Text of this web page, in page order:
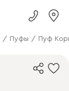
/ Пуфы / Пуф